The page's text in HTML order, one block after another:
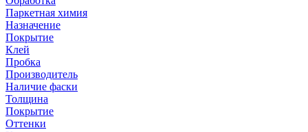
Паркетная химия
Назначение
Покрытие
Клей
Пробка
Производитель
Наличие фаски
Толщина
Покрытие
Оттенки